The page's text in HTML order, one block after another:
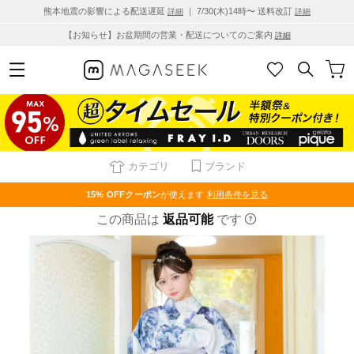
熊本地震の影響による配送遅延 詳細 ｜ 7/30(木)14時〜 送料改訂 詳細
【お知らせ】お盆期間の営業・配送についてのご案内 詳細
カテゴリ ブランド
15% OFFクーポンが使えます 利用条件を見る
この商品は 返品可能 です